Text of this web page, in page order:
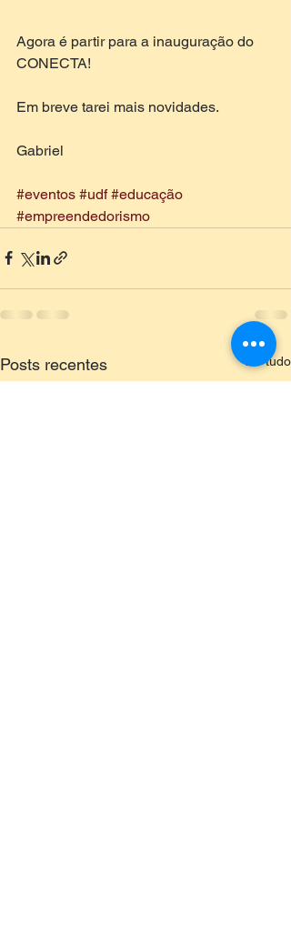
Agora é partir para a inauguração do
CONECTA!
Em breve tarei mais novidades.
Gabriel
#eventos #udf #educação
#empreendedorismo
Posts recentes Ver tudo